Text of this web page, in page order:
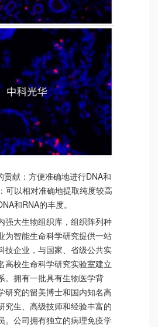
贡献：方便准确地进行DNA和
可以相对准确地提取纯度较高
和RNA的丰度。
强大生物组织库，组织阵列种
为智能生命科学研究提供一站
技企业，与国家、省级公共实
高校生命科学研究实验室建立
。拥有一批具有生物医学背
研究的留美博士和国内知名高
究生、高级技师和经验丰富的
。公司拥有独立的病理免疫学